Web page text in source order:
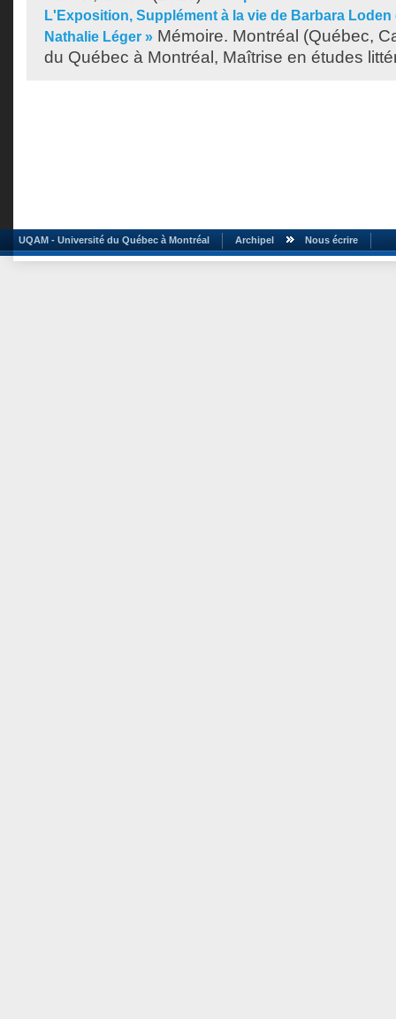
L'Exposition, Supplément à la vie de Barbara
Nathalie Léger » Mémoire. Montréal (Québec,
du Québec à Montréal, Maîtrise en études
UQAM - Université du Québec à Montréal Archipel Nous écrire